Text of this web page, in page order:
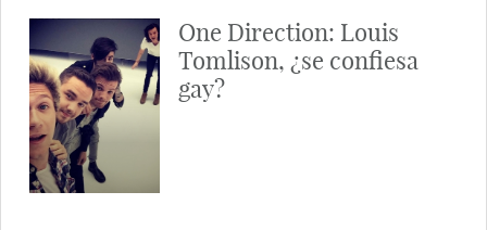
One Direction: Louis
Tomlison, ¿se confiesa
gay?